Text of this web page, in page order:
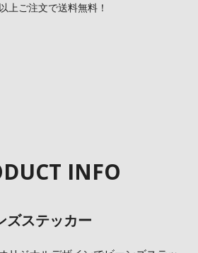
上ご注文で送料無料！
INFO
ズステッカー